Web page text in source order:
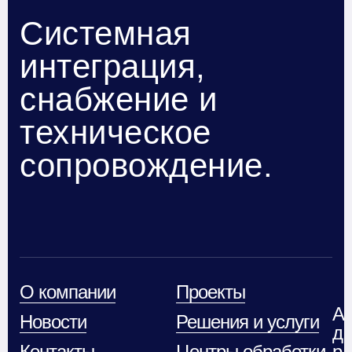
Системная
интеграция,
снабжение и
техническое
сопровождение.
О компании
Новости
Проекты
Решения и услуги
А
д